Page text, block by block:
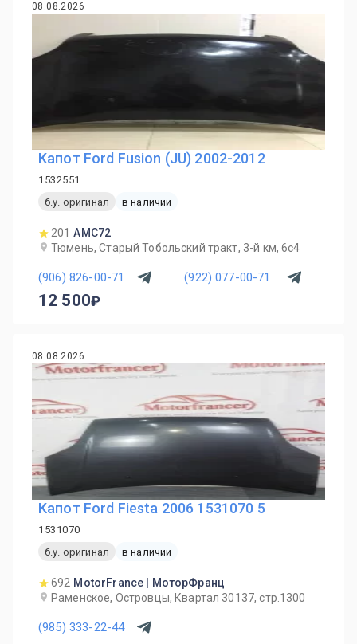
08.08.2026
Капот Ford Fusion (JU) 2002-2012
1532551
б.у. оригинал
в наличии
201 AMC72
Тюмень, Старый Тобольский тракт, 3-й км, 6с4
(906) 826-00-71 (922) 077-00-71
12 500
08.08.2026
Капот Ford Fiesta 2006 1531070 5
1531070
б.у. оригинал
в наличии
692 MotorFrance | МоторФранц
Раменское, Островцы, Квартал 30137, стр.1300
(985) 333-22-44